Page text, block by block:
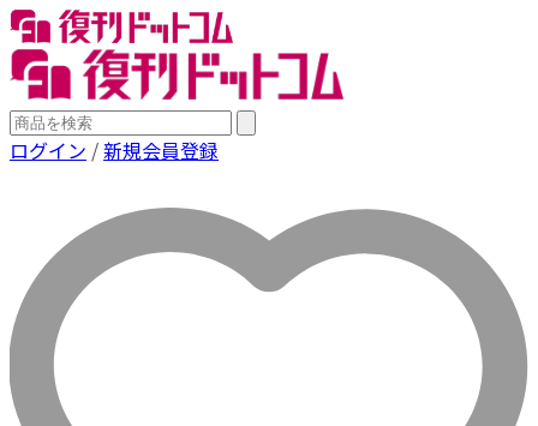
ログイン /新規会員登録